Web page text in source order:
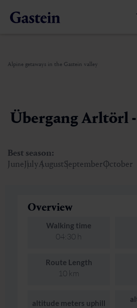
Alpine getaways in the Gastein valley
Übergang Arltörl
Best season:
JuneJulyAugustSeptemberOctober
Overview
Walking time
04:30 h
Route Length
10 km
altitude meters uphill